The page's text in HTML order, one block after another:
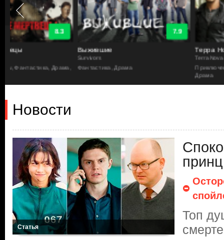
7.9
Выжившие
Фантастика, Драма
Приключенческий, Боевик,
Новости
Статья
принц
Топ